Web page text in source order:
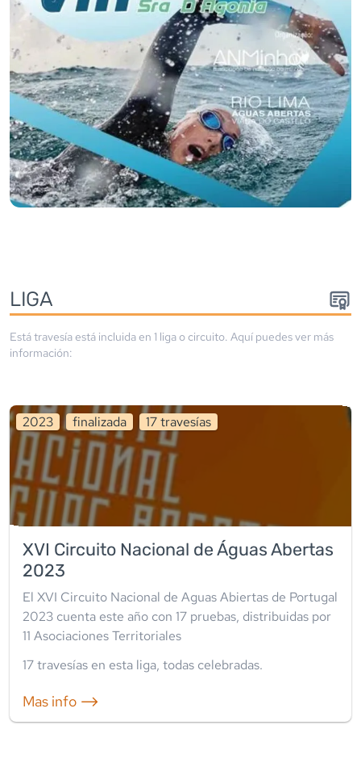
LIGA
Está travesía está incluida en 1 liga o circuito. Aquí puedes ver más
información:
2023 finalizada 17travesías
XVI Circuito Nacional de Águas Abertas
2023
El XVI Circuito Nacional de Aguas Abiertas de Portugal
2023 cuenta este año con 17 pruebas, distribuidas por
11 Asociaciones Territoriales
17travesías en esta liga, todas celebradas.
Mas info ⟶